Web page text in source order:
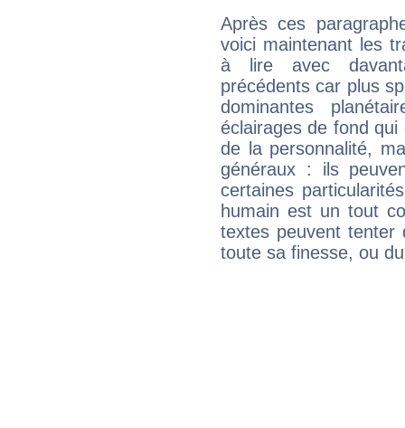
Après ces
voici maintenant les
à lire avec
précédents car plus
dominantes
éclairages de fond
de la personnalité,
généraux : ils
certaines
humain est un tout
textes peuvent tenter
toute sa finesse, ou